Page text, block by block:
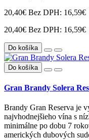
20,40€ Bez DPH: 16,59€
20,40€ Bez DPH: 16,59€
Do košíka
Do košíka
Gran Brandy Solera
Brandy Gran Reserva je
najvhodnejšieho vína s
minimálne po dobu 7
amerických dubových